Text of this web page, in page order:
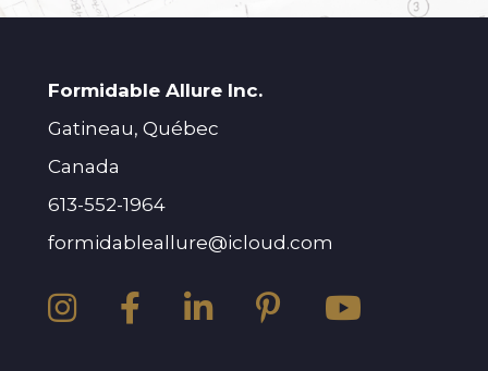
Formidable Allure Inc.
Gatineau, Québec
Canada
613-552-1964
formidableallure@icloud.com